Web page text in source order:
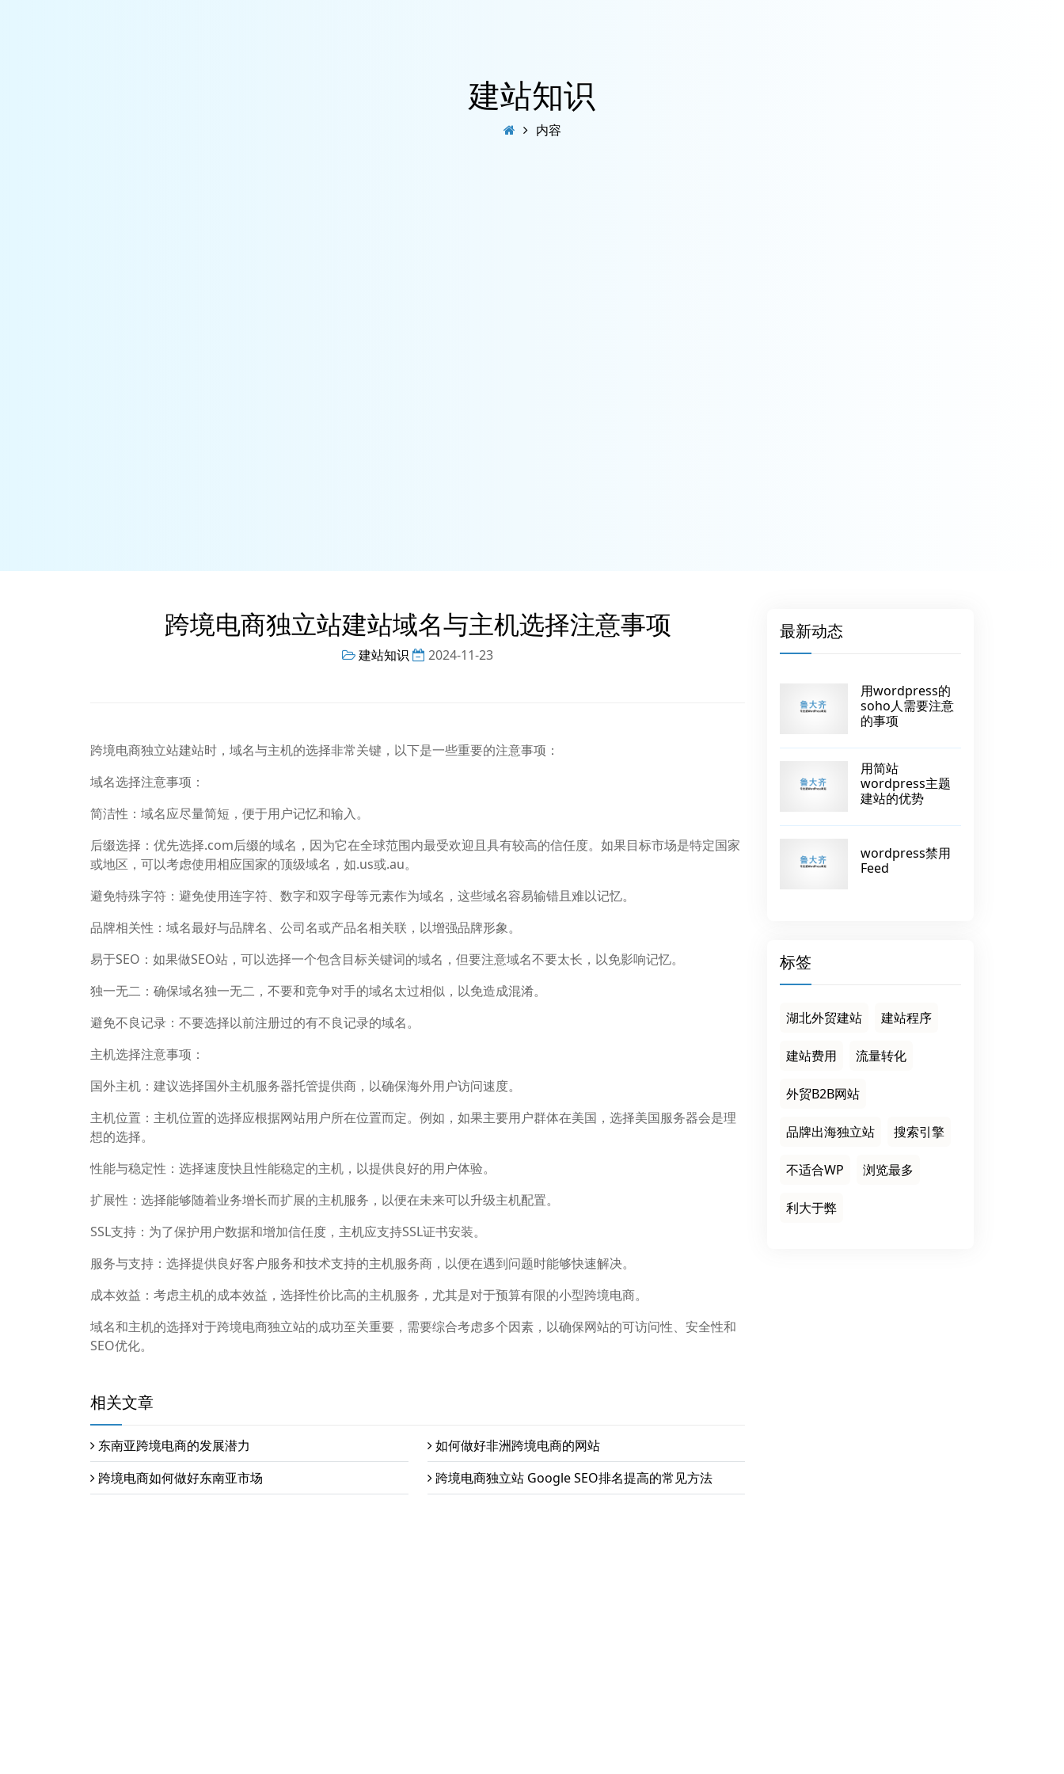
建站知识
内容
跨境电商独立站建站域名与主机选择注意事项
建站知识 2024-11-23
跨境电商独立站建站时，域名与主机的选择非常关键，以下是一些重要的注意事项：
域名选择注意事项：
简洁性：域名应尽量简短，便于用户记忆和输入。
后缀选择：优先选择.com后缀的域名，因为它在全球范围内最受欢迎且具有较高的信任度。如果目标市场是特定国家
或地区，可以考虑使用相应国家的顶级域名，如.us或.au。
避免特殊字符：避免使用连字符、数字和双字母等元素作为域名，这些域名容易输错且难以记忆。
品牌相关性：域名最好与品牌名、公司名或产品名相关联，以增强品牌形象。
易于SEO：如果做SEO站，可以选择一个包含目标关键词的域名，但要注意域名不要太长，以免影响记忆。
独一无二：确保域名独一无二，不要和竞争对手的域名太过相似，以免造成混淆。
避免不良记录：不要选择以前注册过的有不良记录的域名。
主机选择注意事项：
国外主机：建议选择国外主机服务器托管提供商，以确保海外用户访问速度。
主机位置：主机位置的选择应根据网站用户所在位置而定。例如，如果主要用户群体在美国，选择美国服务器会是理
想的选择。
性能与稳定性：选择速度快且性能稳定的主机，以提供良好的用户体验。
扩展性：选择能够随着业务增长而扩展的主机服务，以便在未来可以升级主机配置。
SSL支持：为了保护用户数据和增加信任度，主机应支持SSL证书安装。
服务与支持：选择提供良好客户服务和技术支持的主机服务商，以便在遇到问题时能够快速解决。
成本效益：考虑主机的成本效益，选择性价比高的主机服务，尤其是对于预算有限的小型跨境电商。
域名和主机的选择对于跨境电商独立站的成功至关重要，需要综合考虑多个因素，以确保网站的可访问性、安全性和
SEO优化。
相关文章
东南亚跨境电商的发展潜力
如何做好非洲跨境电商的网站
跨境电商如何做好东南亚市场
跨境电商独立站 Google SEO排名提高的常见方法
最新动态
用wordpress的
soho人需要注意
的事项
用简站
wordpress主题
建站的优势
wordpress禁用
Feed
标签
湖北外贸建站 建站程序
建站费用 流量转化
外贸B2B网站
品牌出海独立站 搜索引擎
不适合WP 浏览最多
利大于弊